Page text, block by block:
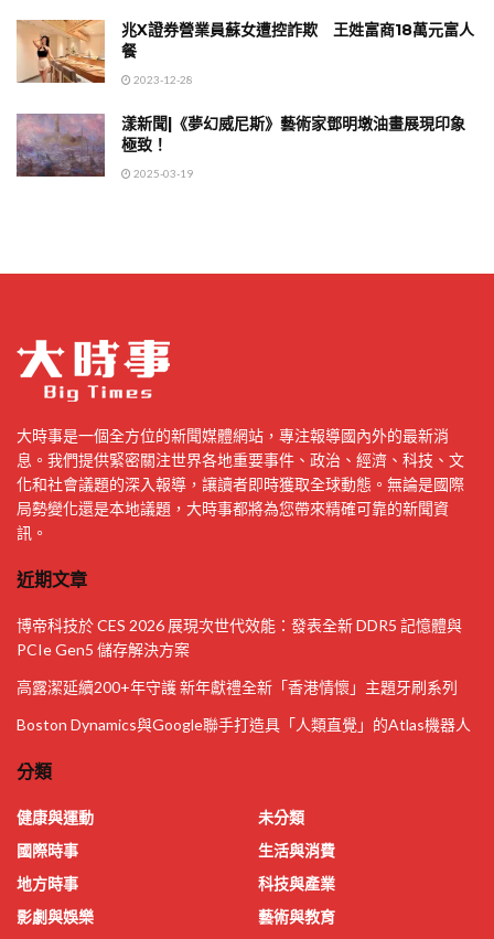
兆X證券營業員蘇女遭控詐欺 王姓富商18萬元富人
餐
2023-12-28
漾新聞|《夢幻威尼斯》藝術家鄧明墩油畫展現印象
極致！
2025-03-19
大時事是一個全方位的新聞媒體網站，專注報導國內外的最新消
息。我們提供緊密關注世界各地重要事件、政治、經濟、科技、文
化和社會議題的深入報導，讓讀者即時獲取全球動態。無論是國際
局勢變化還是本地議題，大時事都將為您帶來精確可靠的新聞資
訊。
近期文章
博帝科技於 CES 2026 展現次世代效能：發表全新 DDR5 記憶體與
PCIe Gen5 儲存解決方案
高露潔延續200+年守護 新年獻禮全新「香港情懷」主題牙刷系列
Boston Dynamics與Google聯手打造具「人類直覺」的Atlas機器人
分類
健康與運動
國際時事
地方時事
影劇與娛樂
未分類
生活與消費
科技與產業
藝術與教育